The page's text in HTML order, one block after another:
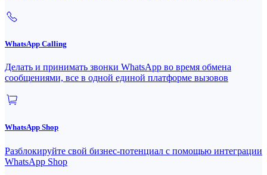
WhatsApp Calling
Делать и принимать звонки WhatsApp во время обмена
сообщениями, все в одной единой платформе вызовов
WhatsApp Shop
Разблокируйте свой бизнес-потенциал с помощью интеграции
WhatsApp Shop